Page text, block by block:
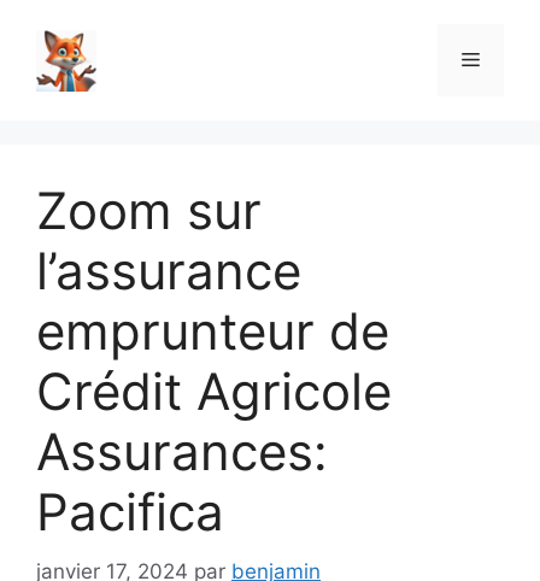
contenu
Menu
Zoom sur
l’assurance
emprunteur de
Crédit Agricole
Assurances:
Pacifica
janvier 17, 2024 par benjamin